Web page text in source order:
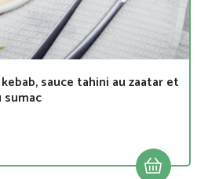
sauce tahini au zaatar et
sumac